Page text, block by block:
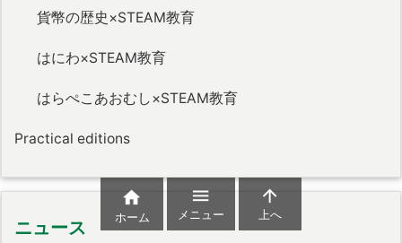
貨幣の歴史×STEAM教育
はにわ×STEAM教育
はらぺこあおむし×STEAM教育
Practical editions
ニュース

ホーム

メニュー

上へ